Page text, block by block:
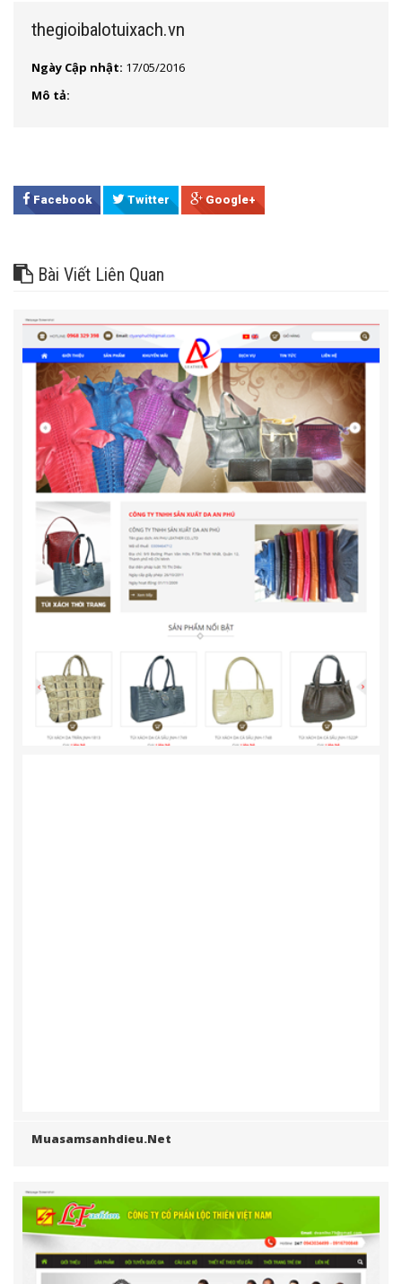
thegioibalotuixach.vn
Ngày Cập nhật: 17/05/2016
Mô tả:
Facebook Twitter Google+
Bài Viết Liên Quan